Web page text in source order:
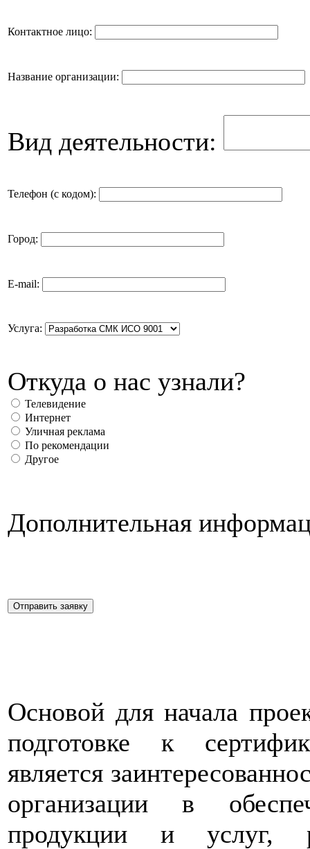
Контактное лицо:
Название организации:
Вид деятельности:
Телефон (с кодом):
Город:
E-mail:
Услуга:
Откуда о нас узнали?
Телевидение
Интернет
Уличная реклама
По рекомендации
Другое
Дополнительная
Основой для начала
подготовке к
является
организации в
продукции и услуг,